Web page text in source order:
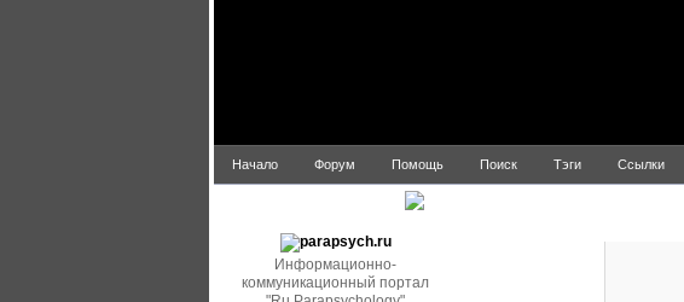
Начало Форум Помощь Поиск Тэги Ссылки
Информационно-
коммуникационный портал